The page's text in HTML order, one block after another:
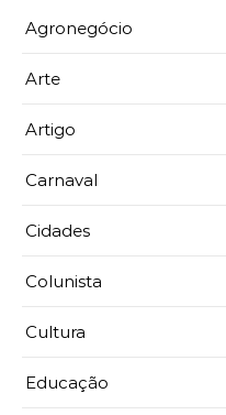
Agronegócio
Arte
Artigo
Carnaval
Cidades
Colunista
Cultura
Educação